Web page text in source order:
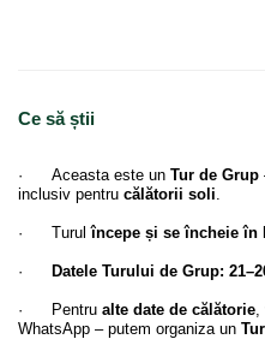
Ce să știi
· Aceasta este un Tur de Grup
inclusiv pentru călătorii soli.
· Turulîncepe și se încheie în
· Datele Turului de Grup:
· Pentru alte date de călătorie,
WhatsApp – putem organiza un